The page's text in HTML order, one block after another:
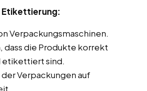
Etikettierung:
Verpackungsmaschinen.
dass die Produkte korrekt
etikettiert sind.
Verpackungen auf